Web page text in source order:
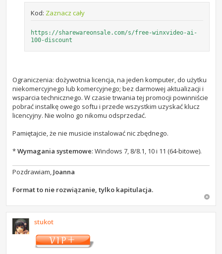
Kod: Zaznacz cały
https://sharewareonsale.com/s/free-winxvideo-ai-
100-discount
Ograniczenia: dożywotnia licencja, na jeden komputer, do użytku
niekomercyjnego lub komercyjnego; bez darmowej aktualizacji i
wsparcia technicznego. W czasie trwania tej promocji powinniście
pobrać instalkę owego softu i przede wszystkim uzyskać klucz
licencyjny. Nie wolno go nikomu odsprzedać.
Pamiętajcie, że nie musicie instalować nic zbędnego.
*Wymagania systemowe: Windows 7, 8/8.1, 10 i 11 (64-bitowe).
Pozdrawiam, Joanna
Format to nie rozwiązanie, tylko kapitulacja.
stukot